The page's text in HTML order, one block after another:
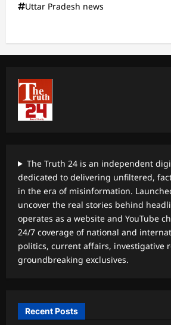
Uttar Pradesh news
The Truth 24 is an independent
dedicated to delivering unfiltered,
in the era of misinformation.
uncover the real stories behind
operates as a website and YouTube
24/7 coverage of national and
politics, current affairs, investigative
groundbreaking exclusives.
Recent Posts